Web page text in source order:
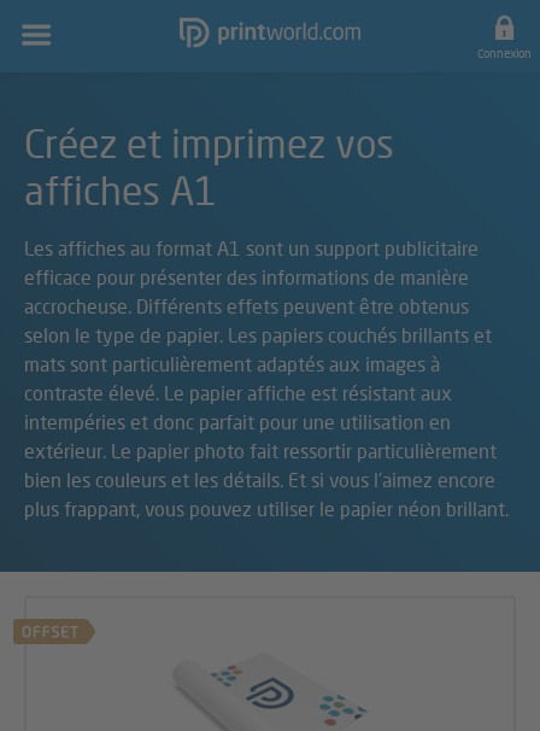
Navigation
principale Connexion
Créez et imprimez vos
affiches A1
Les affiches au format A1 sont un support publicitaire
efficace pour présenter des informations de manière
accrocheuse. Différents effets peuvent être obtenus
selon le type de papier. Les papiers couchés brillants et
mats sont particulièrement adaptés aux images à
contraste élevé. Le papier affiche est résistant aux
intempéries et donc parfait pour une utilisation en
extérieur. Le papier photo fait ressortir particulièrement
bien les couleurs et les détails. Et si vous l'aimez encore
plus frappant, vous pouvez utiliser le papier néon brillant.